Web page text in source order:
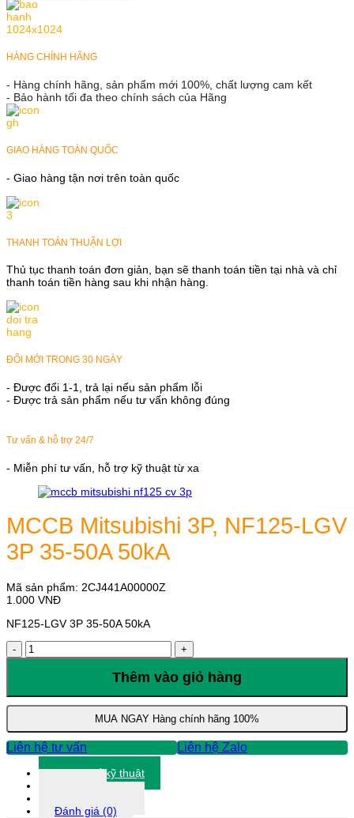
HÀNG CHÍNH HÃNG
- Hàng chính hãng, sản phẩm mới 100%, chất lượng cam kết
- Bảo hành tối đa theo chính sách của Hãng
GIAO HÀNG TOÀN QUỐC
- Giao hàng tận nơi trên toàn quốc
THANH TOÁN THUẬN LỢI
Thủ tục thanh toán đơn giản, bạn sẽ thanh toán tiền tại nhà và chỉ
thanh toán tiền hàng sau khi nhận hàng.
ĐỔI MỚI TRONG 30 NGÀY
- Được đổi 1-1, trả lại nếu sản phẩm lỗi
- Được trả sản phẩm nếu tư vấn không đúng
Tư vấn & hỗ trợ 24/7
- Miễn phí tư vấn, hỗ trợ kỹ thuật từ xa
MCCB Mitsubishi 3P, NF125-LGV
3P 35-50A 50kA
Mã sản phẩm: 2CJ441A00000Z
1.000 VNĐ
NF125-LGV 3P 35-50A 50kA
MCCB
Mitsubishi
LGV
3P
50A
50kA
lượng
Thêm vào giỏ hàng
MUA NGAY Hàng chính hãng 100%
Liên hệ tư vấn Liên hệ Zalo
Thông số kỹ thuật
Đánh giá (0)